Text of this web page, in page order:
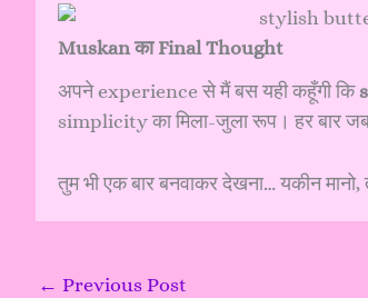
Muskan का Final Thought
अपने experience से मैं बस यही कहूँगी कि
simplicity का मिला-जुला रूप। हर बार
तुम भी एक बार बनवाकर देखना… यकीन
← Previous Post